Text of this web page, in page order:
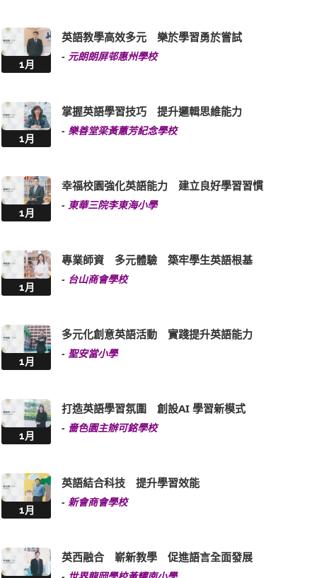
1月
英語教學高效多元 樂於學習勇於嘗試
- 元朗朗屏邨惠州學校
1月
掌握英語學習技巧 提升邏輯思維能力
- 樂善堂梁黃蕙芳紀念學校
1月
幸福校園強化英語能力 建立良好學習習慣
- 東華三院李東海小學
1月
專業師資 多元體驗 築牢學生英語根基
- 台山商會學校
1月
多元化創意英語活動 實踐提升英語能力
- 聖安當小學
1月
打造英語學習氛圍 創設AI 學習新模式
- 嗇色園主辦可銘學校
1月
英語結合科技 提升學習效能
- 新會商會學校
英西融合 嶄新教學 促進語言全面發展